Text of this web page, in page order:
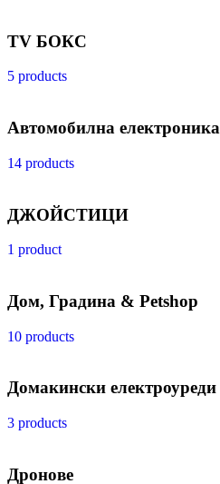
TV БОКС
5 products
Автомобилна електроника
14 products
ДЖОЙСТИЦИ
1 product
Дом, Градина & Petshop
10 products
Домакински електроуреди
3 products
Дронове